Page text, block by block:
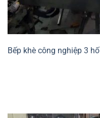
Bếp khè công nghiệp 3 hố